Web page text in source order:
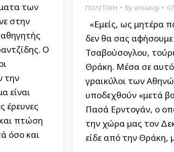
των
στην
Ο
την
είναι
έρευνες
πτώση
όσο και
ΠΟΛΙΤΙΚΗ Byxrisiavgi
«Εμείς, ως μητέρα
δεν θα σας
Τσαβούσογλου,
Θράκη. Μέσα σε αυτό
γραικύλοι των
υποδεχθούν «μετά
Πασά Ερντογάν, ο
την χώρα μας τον
είδε από την Θράκη,